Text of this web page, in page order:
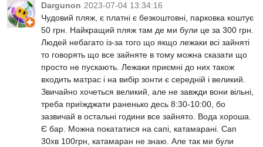
Dargunon 2023-07-04 13:34:16
Чудовий пляж, є платні є безкоштовні, парковка коштує
50 грн. Найкращий пляж там де ми були це за 300 грн.
Людей небагато із-за того що якщо лежаки всі зайняті
то говорять що все зайняте в тому можна сказати що
просто не пускають. Лежаки приємні до них також
входить матрас і на вибір зонти є середній і великий.
Звичайно хочеться великий, але не завжди вони вільні,
треба приїжджати раненько десь 8:30-10:00, бо
зазвичай в остальні години все зайнято. Вода хороша.
Є бар. Можна покататися на сапі, катамарані. Сап
30хв 100грн, катамаран не знаю. Але так ми були